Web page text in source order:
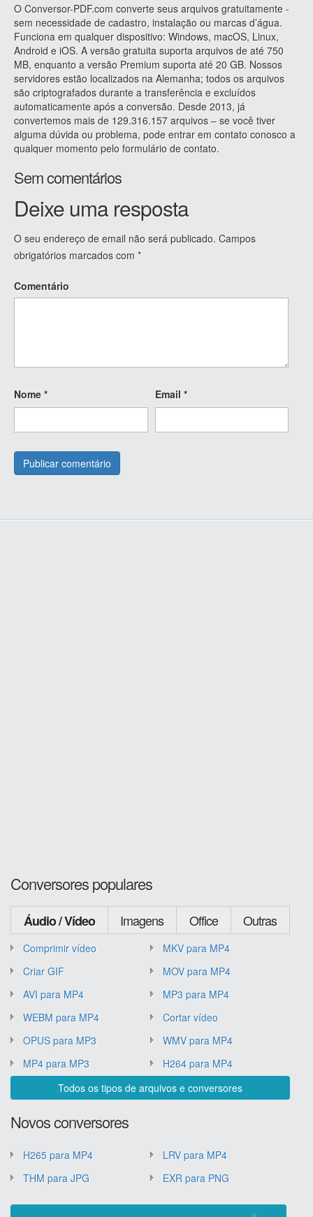
O Conversor-PDF.com converte seus arquivos gratuitamente -
sem necessidade de cadastro, instalação ou marcas d’água.
Funciona em qualquer dispositivo: Windows, macOS, Linux,
Android e iOS. A versão gratuita suporta arquivos de até 750
MB, enquanto a versão Premium suporta até 20 GB. Nossos
servidores estão localizados na Alemanha; todos os arquivos
são criptografados durante a transferência e excluídos
automaticamente após a conversão. Desde 2013, já
convertemos mais de 129.316.157 arquivos – se você tiver
alguma dúvida ou problema, pode entrar em contato conosco a
qualquer momento pelo formulário de contato.
Sem comentários
Deixe uma resposta
O seu endereço de email não será publicado. Campos
obrigatórios marcados com *
Comentário
Nome * Email *
Conversores populares
Áudio / Vídeo Imagens Office Outras
Comprimir vídeo
MKV para MP4
Criar GIF
MOV para MP4
AVI para MP4
MP3 para MP4
WEBM para MP4
Cortar vídeo
OPUS para MP3
WMV para MP4
MP4 para MP3
H264 para MP4
Todos os tipos de arquivos e conversores
Novos conversores
H265 para MP4
LRV para MP4
THM para JPG
EXR para PNG